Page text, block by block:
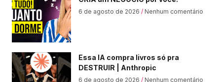
6 de agosto de 2026 Nenhum comentário
Essa IA compra livros só pra
DESTRUIR | Anthropic
6 de agosto de 2026 Nenhum comentário